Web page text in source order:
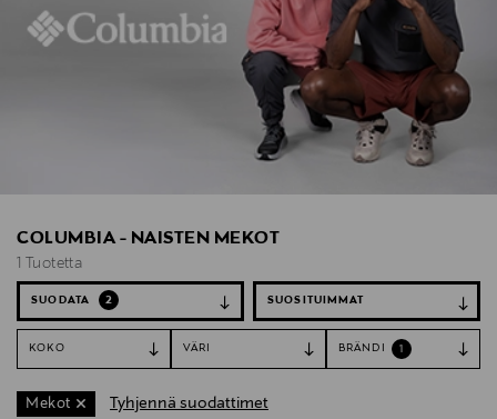
COLUMBIA - NAISTEN MEKOT
1 Tuotetta
SUODATA 2
KOKO VÄRI BRÄNDI 1
Mekot Tyhjennä suodattimet